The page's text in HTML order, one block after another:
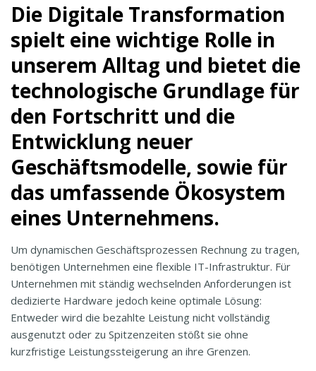
Die Digitale Transformation
spielt eine wichtige Rolle in
unserem Alltag und bietet die
technologische Grundlage für
den Fortschritt und die
Entwicklung neuer
Geschäftsmodelle, sowie für
das umfassende Ökosystem
eines Unternehmens.
Um dynamischen Geschäftsprozessen Rechnung zu tragen,
benötigen Unternehmen eine flexible IT-Infrastruktur. Für
Unternehmen mit ständig wechselnden Anforderungen ist
dedizierte Hardware jedoch keine optimale Lösung:
Entweder wird die bezahlte Leistung nicht vollständig
ausgenutzt oder zu Spitzenzeiten stößt sie ohne
kurzfristige Leistungssteigerung an ihre Grenzen.